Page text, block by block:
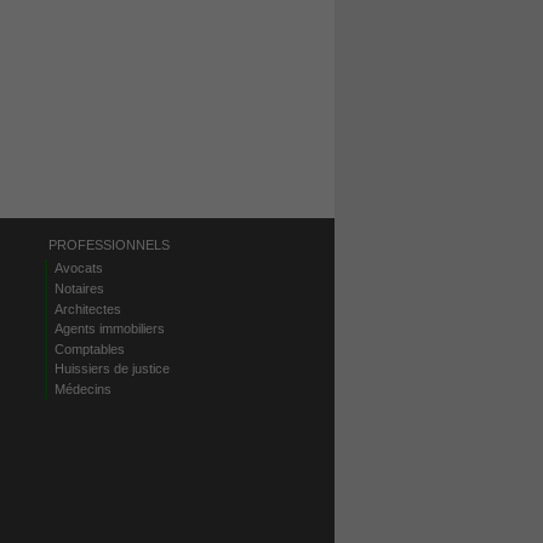
PROFESSIONNELS
Avocats
Notaires
Architectes
Agents immobiliers
Comptables
Huissiers de justice
Médecins